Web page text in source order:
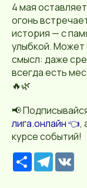
4 мая
огонь
история — с
улыбкой. Может
смысл: даже
всегда есть
🔥🌿
📢
лига.онлайн 👈,
курсе событий!
Р
е
T
e